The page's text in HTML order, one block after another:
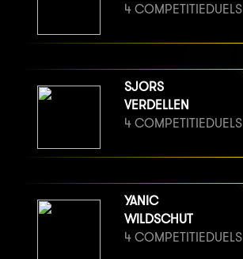
4 COMPETITIEDUELS
SJORS
VERDELLEN
4 COMPETITIEDUELS
YANIC
WILDSCHUT
4 COMPETITIEDUELS